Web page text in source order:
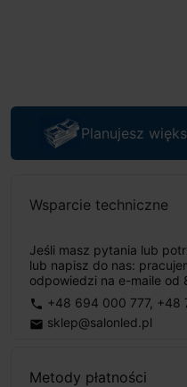
Planujesz
Wsparcie techniczne
Jeśli masz pytania lub
lub napisz do nas:
odpowiedzi na e-maile od
phone +48 694 000 777, +48
email sklep@salonled.pl
Metody płatności